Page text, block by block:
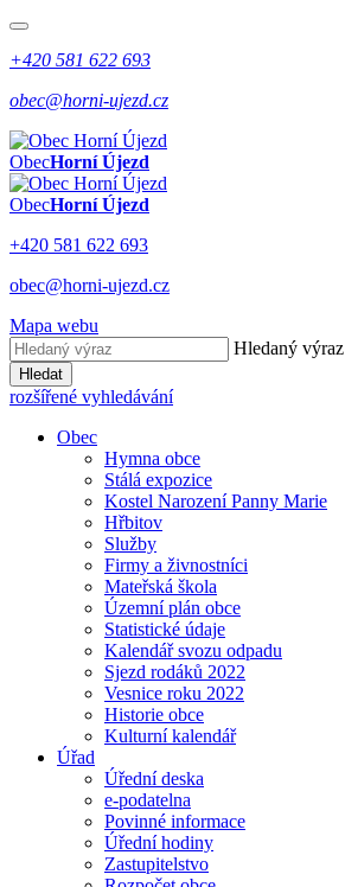
+420 581 622 693
obec@horni-ujezd.cz
ObecHorní Újezd
ObecHorní Újezd
+420 581 622 693
obec@horni-ujezd.cz
Mapa webu
Hledaný výraz
Hledat
rozšířené vyhledávání
Obec
Hymna obce
Stálá expozice
Kostel Narození Panny Marie
Hřbitov
Služby
Firmy a živnostníci
Mateřská škola
Územní plán obce
Statistické údaje
Kalendář svozu odpadu
Sjezd rodáků 2022
Vesnice roku 2022
Historie obce
Kulturní kalendář
Úřad
Úřední deska
e-podatelna
Povinné informace
Úřední hodiny
Zastupitelstvo